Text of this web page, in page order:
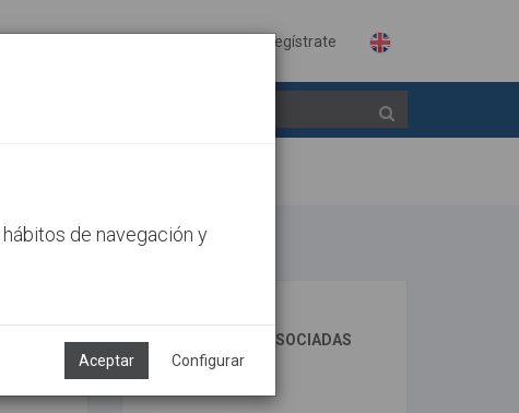
Regístrate
de navegación y
Aceptar Configurar
TECNOLOGÍAS ASOCIADAS